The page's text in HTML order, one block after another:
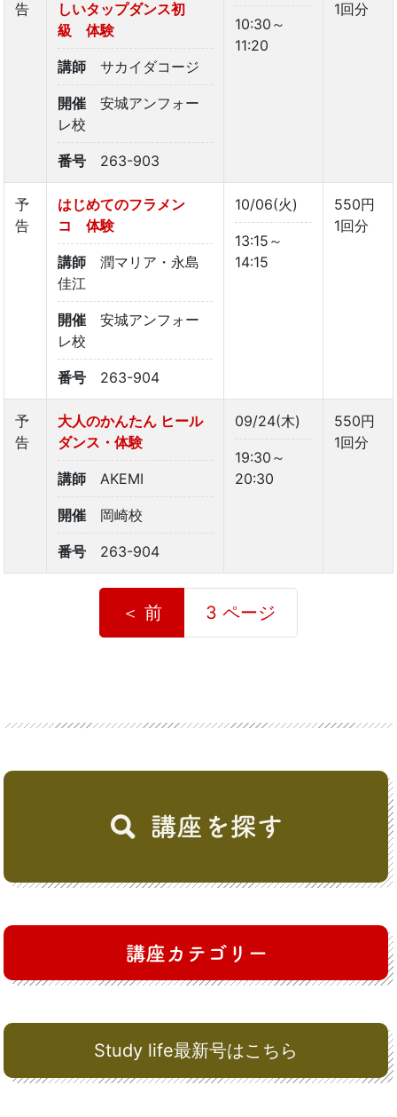
Study life最新号はこちら
告
しいタップダンス初
級 体験
講師 サカイダコージ
開催
安城アンフォー
レ校
番号 263-903
10:30～
11:20
1回分
予
告
はじめてのフラメン
コ 体験
講師
潤マリア・永島
佳江
開催
安城アンフォー
レ校
番号 263-904
10/06(火)
13:15～
14:15
550円
1回分
予
告
大人のかんたん ヒール
ダンス・体験
講師 AKEMI
開催 岡崎校
番号 263-904
09/24(木)
19:30～
20:30
550円
1回分
＜ 前 3 ページ